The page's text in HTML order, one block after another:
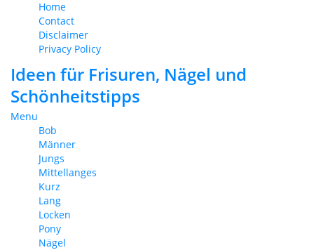
Home
Contact
Disclaimer
Privacy Policy
Ideen für Frisuren, Nägel und
Schönheitstipps
Menu
Bob
Männer
Jungs
Mittellanges
Kurz
Lang
Locken
Pony
Nägel